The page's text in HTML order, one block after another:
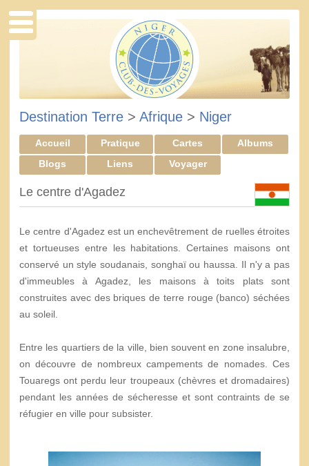
Destination Terre > Afrique > Niger
Accueil Pratique Cartes
Albums
Blogs
Liens Voyager
Le centre d'Agadez
Le centre d'Agadez est un enchevêtrement de ruelles étroites
et tortueuses entre les habitations. Certaines maisons ont
conservé un style soudanais, songhaï ou haussa. Il n'y a pas
d'immeubles à Agadez, les maisons à toits plats sont
construites avec des briques de terre rouge (banco) séchées
au soleil.
Entre les quartiers de la ville, bien souvent en zone insalubre,
on découvre de nombreux campements de nomades. Ces
Touaregs ont perdu leur troupeaux (chèvres et dromadaires)
pendant les années de sécheresse et sont contraints de se
réfugier en ville pour subsister.